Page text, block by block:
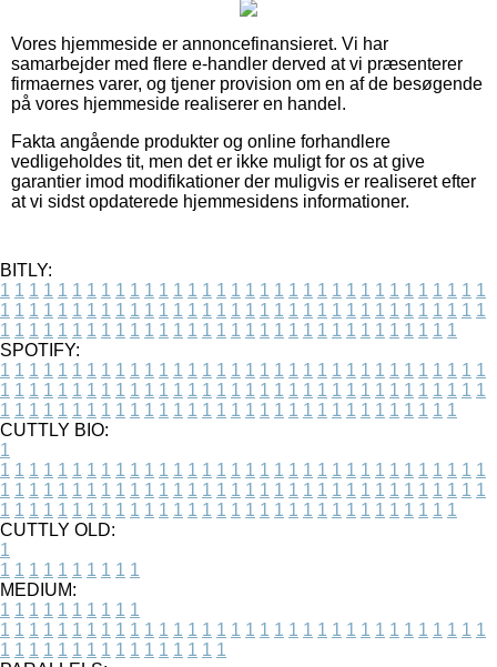
Vores hjemmeside er annoncefinansieret. Vi har
samarbejder med flere e-handler derved at vi præsenterer
firmaernes varer, og tjener provision om en af de besøgende
på vores hjemmeside realiserer en handel.
Fakta angående produkter og online forhandlere
vedligeholdes tit, men det er ikke muligt for os at give
garantier imod modifikationer der muligvis er realiseret efter
at vi sidst opdaterede hjemmesidens informationer.
BITLY:
1 1 1 1 1 1 1 1 1 1 1 1 1 1 1 1 1 1 1 1 1 1 1 1 1 1 1 1 1 1 1 1 1 1
1 1 1 1 1 1 1 1 1 1 1 1 1 1 1 1 1 1 1 1 1 1 1 1 1 1 1 1 1 1 1 1 1 1
1 1 1 1 1 1 1 1 1 1 1 1 1 1 1 1 1 1 1 1 1 1 1 1 1 1 1 1 1 1 1 1
SPOTIFY:
1 1 1 1 1 1 1 1 1 1 1 1 1 1 1 1 1 1 1 1 1 1 1 1 1 1 1 1 1 1 1 1 1 1
1 1 1 1 1 1 1 1 1 1 1 1 1 1 1 1 1 1 1 1 1 1 1 1 1 1 1 1 1 1 1 1 1 1
1 1 1 1 1 1 1 1 1 1 1 1 1 1 1 1 1 1 1 1 1 1 1 1 1 1 1 1 1 1 1 1
CUTTLY BIO:
1
1 1 1 1 1 1 1 1 1 1 1 1 1 1 1 1 1 1 1 1 1 1 1 1 1 1 1 1 1 1 1 1 1 1
1 1 1 1 1 1 1 1 1 1 1 1 1 1 1 1 1 1 1 1 1 1 1 1 1 1 1 1 1 1 1 1 1 1
1 1 1 1 1 1 1 1 1 1 1 1 1 1 1 1 1 1 1 1 1 1 1 1 1 1 1 1 1 1 1 1
CUTTLY OLD:
1
1 1 1 1 1 1 1 1 1 1
MEDIUM:
1 1 1 1 1 1 1 1 1 1
1 1 1 1 1 1 1 1 1 1 1 1 1 1 1 1 1 1 1 1 1 1 1 1 1 1 1 1 1 1 1 1 1 1
1 1 1 1 1 1 1 1 1 1 1 1 1 1 1 1